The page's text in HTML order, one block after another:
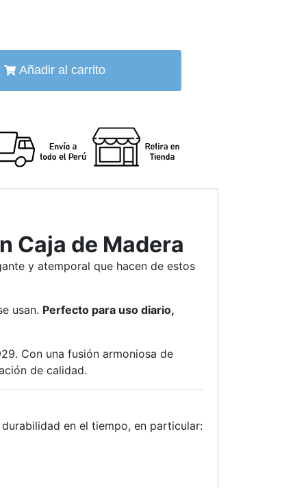
Añadir al carrito
Caja de Madera
y atemporal que hacen de estos
usan. Perfecto para uso diario,
Con una fusión armoniosa de
de calidad.
en el tiempo, en particular: